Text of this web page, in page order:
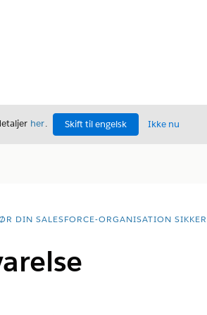
her. Skift til engelsk Ikke nu
DIN SALESFORCE-ORGANISATION SIKKER